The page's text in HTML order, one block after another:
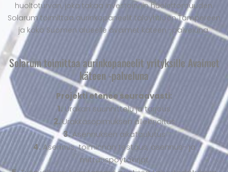
huoltoturvan, joka takaa investoinnin huolettomuuden.
Solarum toimittaa aurinkopaneelit taloyhtiöön Tampereen
ja koko Suomen alueelle avaimet käteen -palveluna.
Solarum toimittaa aurinkopaneelit yrityksille Avaimet
käteen -palveluna
Projekti etenee seuraavasti:
1. Urakan suunnittelu ja tarjous
2.Urakkasopimuksen allekirjoitus
3.Asennuksen aikataulutus
4.Asennus, toiminnan testaus, asennus- ja
mittauspöytäkirjat